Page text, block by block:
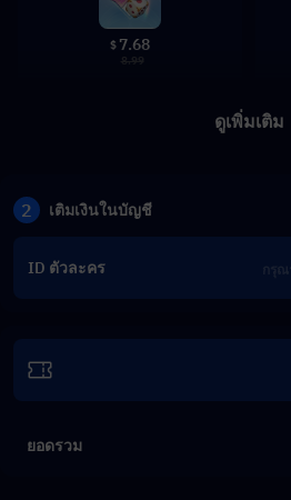
$ 7.68
8.99
ดูเพิ่มเติม
2 เติมเงินในบัญชี
ID ตัวละคร
ยอดรวม